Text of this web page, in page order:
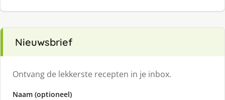
Nieuwsbrief
Ontvang de lekkerste recepten in je inbox.
Naam (optioneel)